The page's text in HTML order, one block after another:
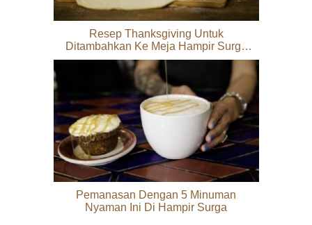
Resep Thanksgiving Untuk
Ditambahkan Ke Meja Hampir Surga
Anda
Pemanasan Dengan 5 Minuman
Nyaman Ini Di Hampir Surga